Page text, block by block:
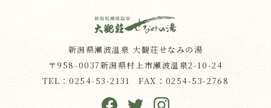
新潟県瀬波温泉 大観荘せなみの湯
〒958-0037新潟県村上市瀬波温泉2-10-24
TEL： 0254-53-2131 FAX：0254-53-2768